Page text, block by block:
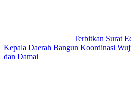
Terbitkan Surat
Kepala Daerah Bangun Koordinasi
dan Damai